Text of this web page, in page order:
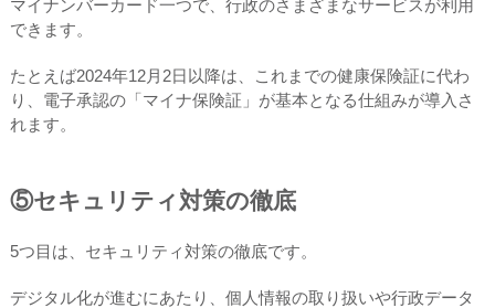
マイナンバーカード一つで、行政のさまざまなサービスが利用
できます。
たとえば2024年12月2日以降は、これまでの健康保険証に代わ
り、電子承認の「マイナ保険証」が基本となる仕組みが導入さ
れます。
⑤セキュリティ対策の徹底
5つ目は、セキュリティ対策の徹底です。
デジタル化が進むにあたり、個人情報の取り扱いや行政データ